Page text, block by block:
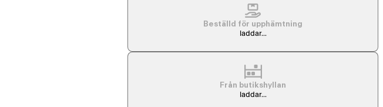
Beställd för upphämtning
laddar...
Från butikshyllan
laddar...